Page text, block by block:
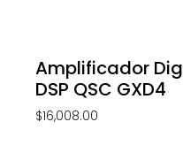
Amplificador
DSP QSC GXD4
$16,008.00